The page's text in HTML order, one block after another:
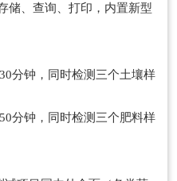
储、查询、打印，内置新型
分钟，同时检测三个土壤样
分钟，同时检测三个肥料样